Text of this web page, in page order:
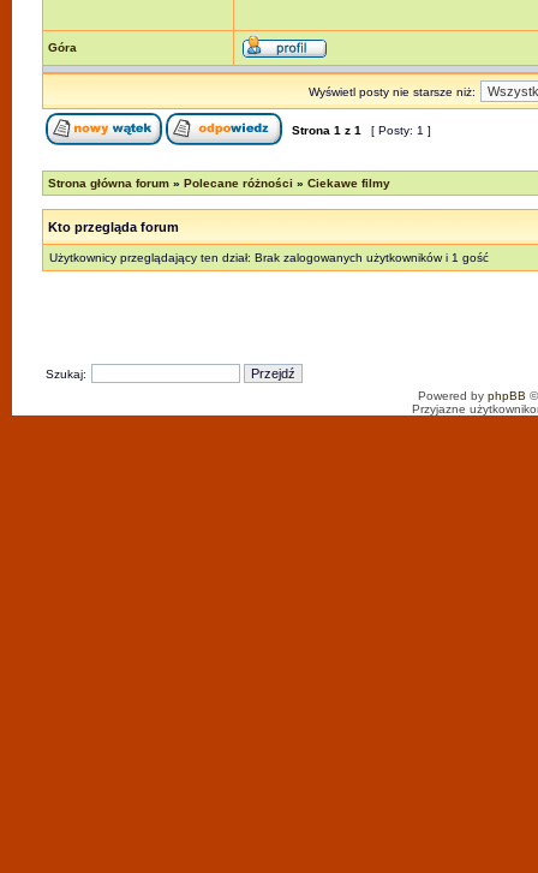
Góra
Wyświetl posty nie starsze niż:
Strona 1 z 1 [ Posty: 1 ]
Strona główna forum » Polecane różności » Ciekawe filmy
Kto przegląda forum
Użytkownicy przeglądający ten dział: Brak zalogowanych użytkowników i 1 gość
Szukaj:
Powered by phpBB
Przyjazne